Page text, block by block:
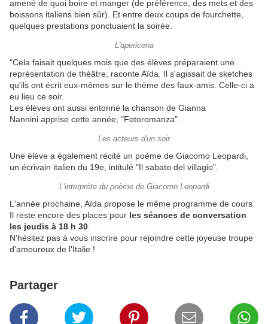
amené de quoi boire et manger (de préférence, des mets et des
boissons italiens bien sûr). Et entre deux coups de fourchette,
quelques prestations ponctuaient la soirée.
L'apericena
"Cela faisait quelques mois que des élèves préparaient une
représentation de théâtre, raconte Aïda. Il s'agissait de sketches
qu'ils ont écrit eux-mêmes sur le thème des faux-amis. Celle-ci a
eu lieu ce soir.
Les élèves ont aussi entonné la chanson de Gianna
Nannini apprise cette année, "Fotoromanza".
Les acteurs d'un soir
Une élève a également récité un poème de Giacomo Leopardi,
un écrivain italien du 19e, intitulé "Il sabato del villagio".
L'interprète du poème de Giacomo Leopardi
L'année prochaine, Aïda propose le même programme de cours.
Il reste encore des places pour les séances de conversation
les jeudis à 18 h 30
N'hésitez pas à vous inscrire pour rejoindre cette joyeuse troupe
d'amoureux de l'Italie !
Partager